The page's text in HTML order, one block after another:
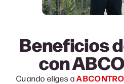
Beneficios
con
Cuando eliges a